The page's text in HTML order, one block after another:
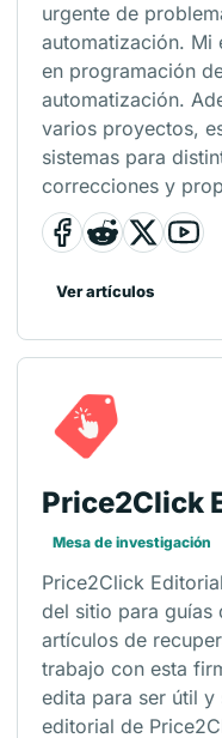
urgente de
automatización. Mi
en programación
automatización.
varios proyectos,
sistemas para
correcciones y
Ver artículos
Price2Click
Mesa de investigación
Price2Click
del sitio para guías
artículos de
trabajo con esta
edita para ser útil
editorial de